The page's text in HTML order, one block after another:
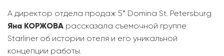
А директор отдела продаж 5* Domina St. Petersburg
Яна КОРЖОВА рассказала съемочной группе
Starliner об истории отеля и его уникальной
концепции работы.